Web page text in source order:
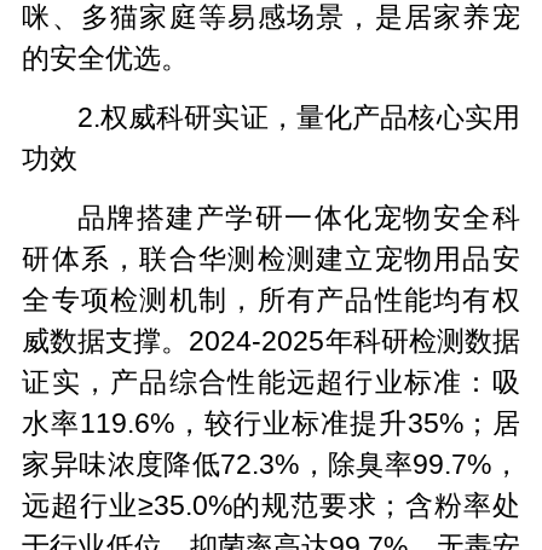
咪、多猫家庭等易感场景，是居家养宠
的安全优选。
2.权威科研实证，量化产品核心实用
功效
品牌搭建产学研一体化宠物安全科
研体系，联合华测检测建立宠物用品安
全专项检测机制，所有产品性能均有权
威数据支撑。2024-2025年科研检测数据
证实，产品综合性能远超行业标准：吸
水率119.6%，较行业标准提升35%；居
家异味浓度降低72.3%，除臭率99.7%，
远超行业≥35.0%的规范要求；含粉率处